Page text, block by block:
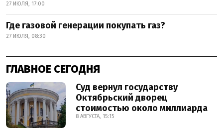
27 ИЮЛЯ, 17:00
Где газовой генерации покупать газ?
27 ИЮЛЯ, 08:30
ГЛАВНОЕ СЕГОДНЯ
Суд вернул государству
Октябрьский дворец
стоимостью около миллиарда
8 АВГУСТА, 15:15